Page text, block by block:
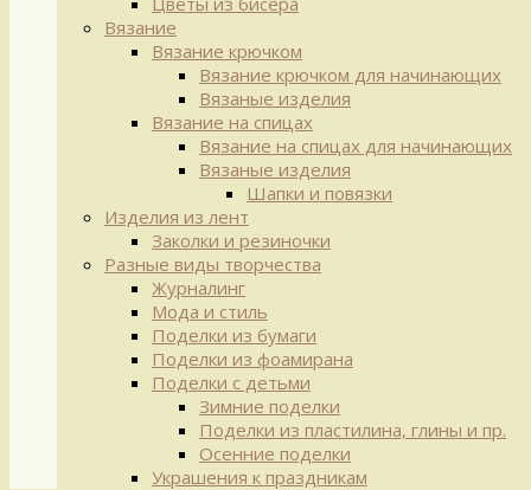
Вязание
Вязание крючком
Вязание крючком для начинающих
Вязаные изделия
Вязание на спицах
Вязание на спицах для начинающих
Вязаные изделия
Шапки и повязки
Изделия из лент
Заколки и резиночки
Разные виды творчества
Журналинг
Мода и стиль
Поделки из бумаги
Поделки из фоамирана
Поделки с детьми
Зимние поделки
Поделки из пластилина, глины и пр.
Осенние поделки
Украшения к праздникам